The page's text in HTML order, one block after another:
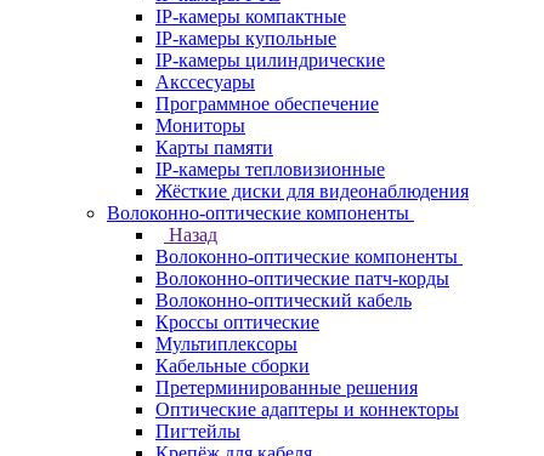
IP-камеры компактные
IP-камеры купольные
IP-камеры цилиндрические
Акссесуары
Программное обеспечение
Мониторы
Карты памяти
IP-камеры тепловизионные
Жёсткие диски для видеонаблюдения
Волоконно-оптические компоненты
Назад
Волоконно-оптические компоненты
Волоконно-оптические патч-корды
Волоконно-оптический кабель
Кроссы оптические
Мультиплексоры
Кабельные сборки
Претерминированные решения
Оптические адаптеры и коннекторы
Пигтейлы